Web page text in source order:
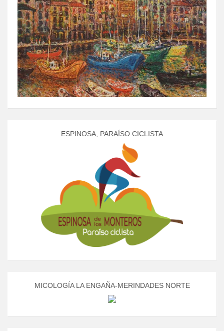
ESPINOSA, PARAÍSO CICLISTA
MICOLOGÍA LA ENGAÑA-MERINDADES NORTE